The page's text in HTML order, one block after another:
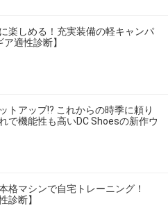
楽しめる！充実装備の軽キャンパ
適性診断】
トアップ!? これからの時季に頼り
で機能性も高いDC Shoesの新作ウ
格マシンで自宅トレーニング！
診断】